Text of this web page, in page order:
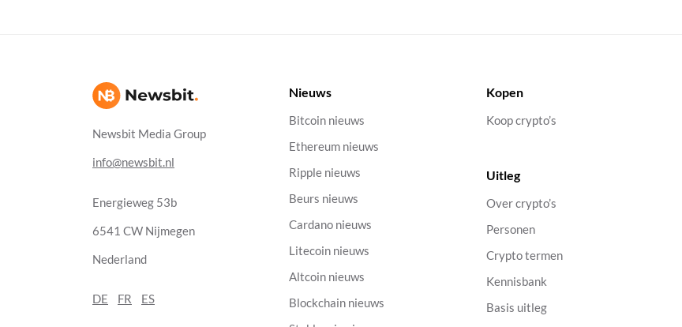
Newsbit Media Group
info@newsbit.nl
Energieweg 53b
6541 CW Nijmegen
Nederland
DE FR ES
Nieuws
Bitcoin nieuws
Ethereum nieuws
Ripple nieuws
Beurs nieuws
Cardano nieuws
Litecoin nieuws
Altcoin nieuws
Blockchain nieuws
Kopen
Koop crypto’s
Uitleg
Over crypto’s
Personen
Crypto termen
Kennisbank
Basis uitleg